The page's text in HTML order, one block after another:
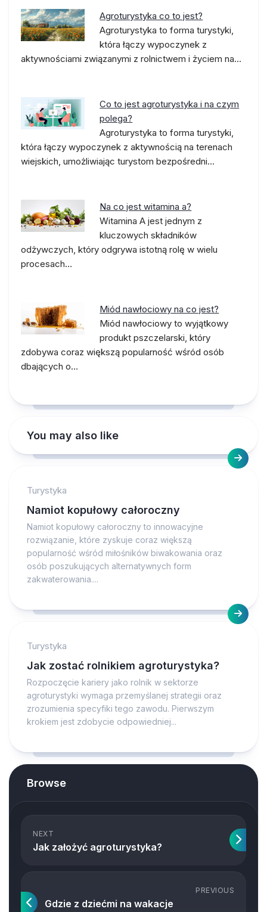
Agroturystyka co to jest?
Agroturystyka to forma turystyki,
która łączy wypoczynek z
aktywnościami związanymi z rolnictwem i życiem na…
Co to jest agroturystyka i na czym
polega?
Agroturystyka to forma turystyki,
która łączy wypoczynek z aktywnością na terenach
wiejskich, umożliwiając turystom bezpośredni…
Na co jest witamina a?
Witamina A jest jednym z
kluczowych składników
odżywczych, który odgrywa istotną rolę w wielu
procesach…
Miód nawłociowy na co jest?
Miód nawłociowy to wyjątkowy
produkt pszczelarski, który
zdobywa coraz większą popularność wśród osób
dbających o…
You may also like
Turystyka
Namiot kopułowy całoroczny
Namiot kopułowy całoroczny to innowacyjne
rozwiązanie, które zyskuje coraz większą
popularność wśród miłośników biwakowania oraz
osób poszukujących alternatywnych form
zakwaterowania....
Turystyka
Jak zostać rolnikiem agroturystyka?
Rozpoczęcie kariery jako rolnik w sektorze
agroturystyki wymaga przemyślanej strategii oraz
zrozumienia specyfiki tego zawodu. Pierwszym
krokiem jest zdobycie odpowiedniej...
Browse
NEXT
Jak założyć agroturystyka?
PREVIOUS
Gdzie z dziećmi na wakacje